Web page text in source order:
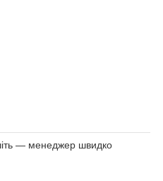
— менеджер швидко